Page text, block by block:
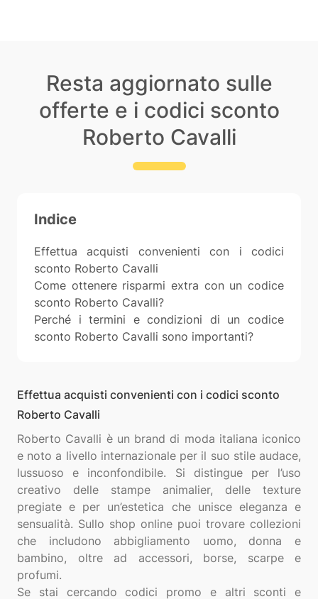
Resta aggiornato sulle
offerte e i codici sconto
Roberto Cavalli
Indice
Effettua acquisti convenienti con i codici
sconto Roberto Cavalli
Come ottenere risparmi extra con un codice
sconto Roberto Cavalli?
Perché i termini e condizioni di un codice
sconto Roberto Cavalli sono importanti?
Effettua acquisti convenienti con i codici sconto
Roberto Cavalli
Roberto Cavalli è un brand di moda italiana iconico
e noto a livello internazionale per il suo stile audace,
lussuoso e inconfondibile. Si distingue per l’uso
creativo delle stampe animalier, delle texture
pregiate e per un’estetica che unisce eleganza e
sensualità. Sullo shop online puoi trovare collezioni
che includono abbigliamento uomo, donna e
bambino, oltre ad accessori, borse, scarpe e
profumi.
Se stai cercando codici promo e altri sconti e